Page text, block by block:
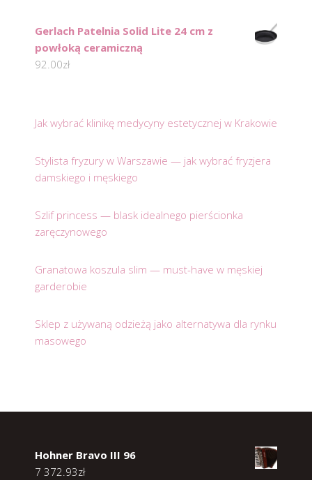
Gerlach Patelnia Solid Lite 24 cm z
powłoką ceramiczną
92.00zł
Jak wybrać klinikę medycyny estetycznej w Krakowie
Stylista fryzury w Warszawie — jak wybrać fryzjera
damskiego i męskiego
Szlif princess — blask idealnego pierścionka
zaręczynowego
Granatowa koszula slim — must-have w męskiej
garderobie
Sklep z używaną odzieżą jako alternatywa dla rynku
masowego
Hohner Bravo III 96
7 372.93zł